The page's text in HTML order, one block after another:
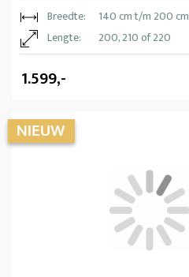
Breedte:
140 cm t/m 200 cm
Lengte:
200, 210 of 220
1.599,-